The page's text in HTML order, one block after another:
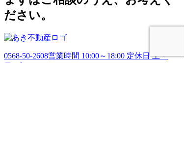
ださい。
0568-50-2608営業時間 10:00～18:00 定休日 土・